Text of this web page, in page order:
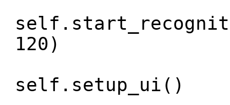
120)
self.setup_ui()